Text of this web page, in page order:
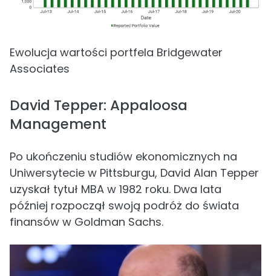
Ewolucja wartości portfela Bridgewater
Associates
David Tepper: Appaloosa
Management
Po ukończeniu studiów ekonomicznych na
Uniwersytecie w Pittsburgu, David Alan Tepper
uzyskał tytuł MBA w 1982 roku. Dwa lata
później rozpoczął swoją podróż do świata
finansów w Goldman Sachs.